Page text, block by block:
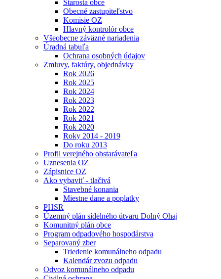
Starosta obce
Obecné zastupiteľstvo
Komisie OZ
Hlavný kontrolór obce
Všeobecne záväzné nariadenia
Úradná tabuľa
Ochrana osobných údajov
Zmluvy, faktúry, objednávky
Rok 2026
Rok 2025
Rok 2024
Rok 2023
Rok 2022
Rok 2021
Rok 2020
Roky 2014 - 2019
Do roku 2013
Profil verejného obstarávateľa
Uznesenia OZ
Zápisnice OZ
Ako vybaviť - tlačivá
Stavebné konania
Miestne dane a poplatky
PHSR
Územný plán sídelného útvaru Dolný Ohaj
Komunitný plán obce
Program odpadového hospodárstva
Separovaný zber
Triedenie komunálneho odpadu
Kalendár zvozu odpadu
Odvoz komunálneho odpadu